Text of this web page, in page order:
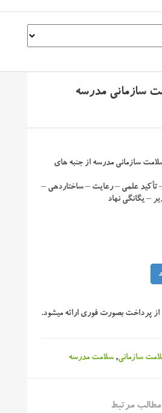
سازمانی مدرسه
سازمانی مدرسه از جنبه های
تأکید علمی – رعایت – ساختاردهی –
– یگانگی نهاد
از پرداخت بصورت فوری ارائه میشود.
سازمانی,سلامت مدرسه
مطالب مرتبط